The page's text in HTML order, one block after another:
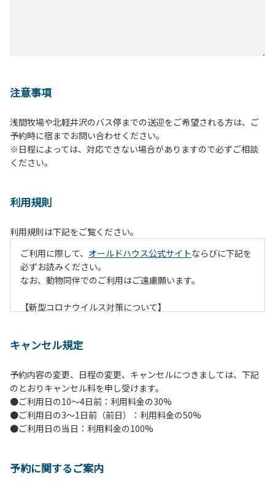
注意事項
浅間牧場や北軽井沢のバス停までの送迎をご希望される方は、ご
予約時に宿までお問い合わせください。
※日程によっては、対応できない場合がありますので必ずご相談
ください。
利用規則
利用規則は下記をご覧ください。
ご利用に際して、 オールドハウス公式サイトならびに下記を
必ずお読みください。
なお、動物同伴でのご利用はご遠慮願います。
【新型コロナウイルス対策について】
また、今後の状況次第で変わる場合がありますのでご了承く
【ペンションでの取り組み】
・お食事は席数を減らしソーシャルディスタンスを確保して
のお食事。
・お食事は18時と19時の2回に分けて行います。（ご希望の
・玄関、食堂に手指の消毒スプレーを設置。
キャンセル規定
予約内容の変更、日程の変更、キャンセルにつきましては、下記
のとおりキャンセル料を申し受けます。
●ご利用日の10～4日前：利用料金の30%
●ご利用日の3～1日前（前日）：利用料金の50%
●ご利用日の当日：利用料金の100%
予約に関するご案内